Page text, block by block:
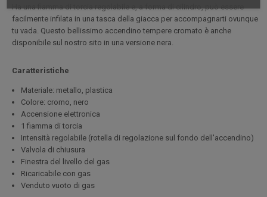
Ha una fiamma di torcia regolabile e, a forma di cilindro, può essere
facilmente infilata in una tasca della giacca per accompagnarti ovunque
tu vada. Questo bellissimo accendino tempere cromato è anche
disponibile sul nostro sito in una versione nera.
Caratteristiche
Materiale: metallo, plastica
Colore: cromo, nero
Accensione elettronica
1 fiamma di torcia
Intensità regolabile (rotella di regolazione sul fondo dell'accendino)
Valvola di chiusura
Finestra del livello del gas
Ricaricabile con gas
Venduto vuoto di gas